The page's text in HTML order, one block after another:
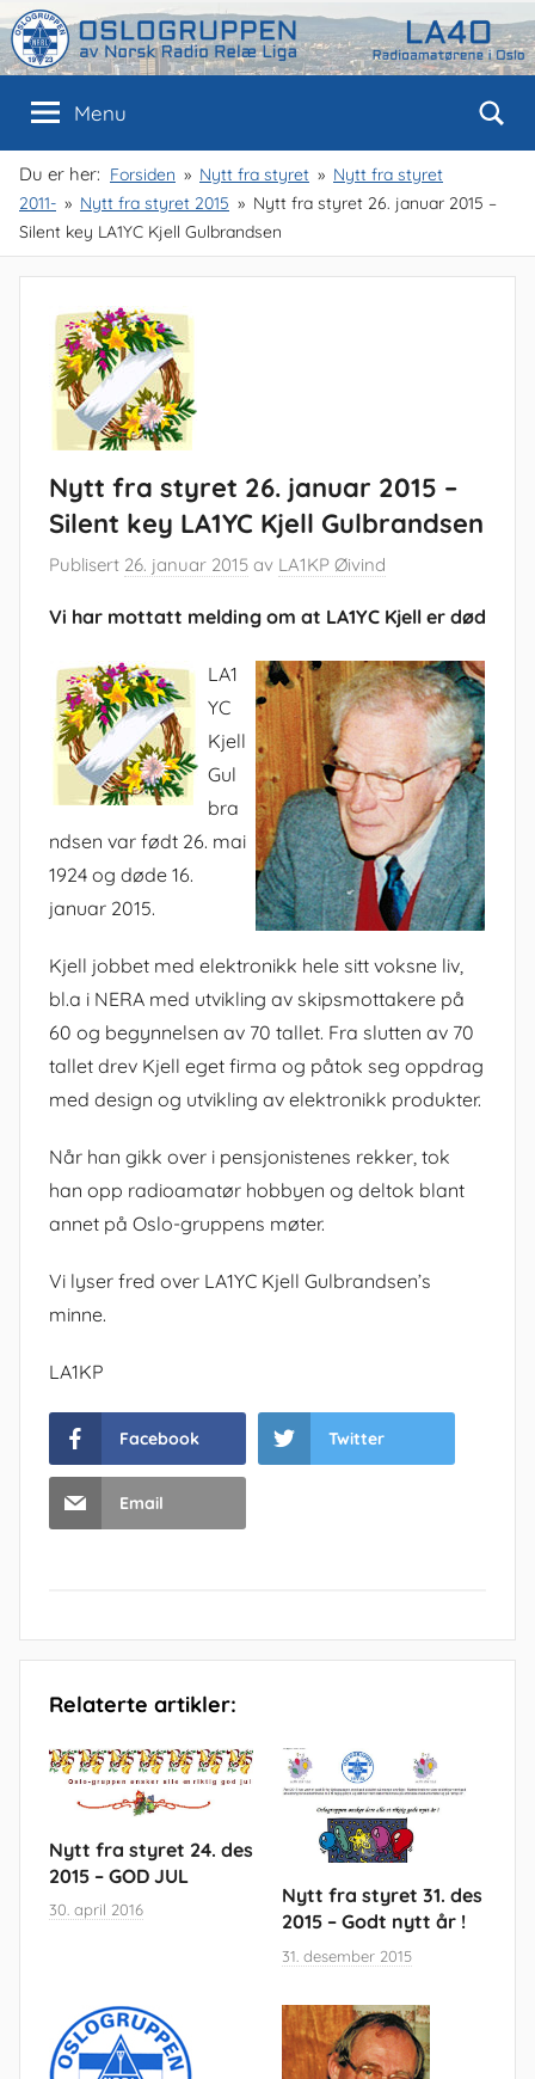
Skip
to
content
Oslogruppen
av
NRRL
Oslo
Menu
Du er her: Forsiden Nytt fra styret
Nytt fra styret
2011-
Nytt fra styret 2015
Nytt fra styret 26. januar 2015 –
Silent key LA1YC Kjell Gulbrandsen
Nytt fra styret 26. januar 2015 –
Silent key LA1YC Kjell Gulbrandsen
Publisert 26. januar 2015 av LA1KP Øivind
Vi har mottatt melding om at LA1YC Kjell er død
LA1
YC
Kjell
Gul
bra
ndsen var født 26. mai
1924 og døde 16.
januar 2015.
Kjell jobbet med elektronikk hele sitt voksne liv,
bl.a i NERA med utvikling av skipsmottakere på
60 og begynnelsen av 70 tallet. Fra slutten av 70
tallet drev Kjell eget firma og påtok seg oppdrag
med design og utvikling av elektronikk produkter.
Når han gikk over i pensjonistenes rekker, tok
han opp radioamatør hobbyen og deltok blant
annet på Oslo-gruppens møter.
Vi lyser fred over LA1YC Kjell Gulbrandsen’s
minne.
LA1KP
Facebook Twitter
Email
Relaterte artikler:
Nytt fra styret 24. des
2015 – GOD JUL
30. april 2016
Nytt fra styret 31. des
2015 – Godt nytt år !
31. desember 2015